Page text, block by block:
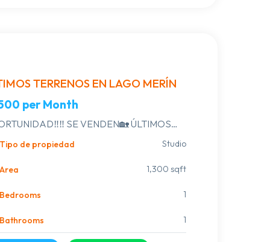
TERRENOS EN LAGO MERÍN
per Month
SE VENDEN🏡 ÚLTIMOS
EN LAGO MERÍN
POR CALLE 31 A 4
DEL TANQUE DE OSE. USD
FINANCIADO EN CUATRO AÑOS
Tipo de propiedad Studio
Area 1,300 sqft
Bedrooms 1
Bathrooms 1